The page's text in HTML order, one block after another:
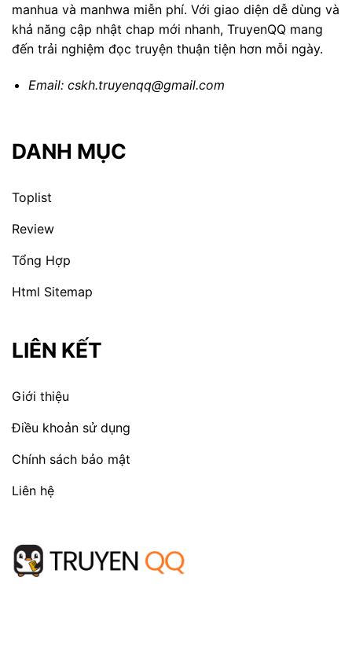
manhua và manhwa miễn phí. Với giao diện dễ dùng và
khả năng cập nhật chap mới nhanh, TruyenQQ mang
đến trải nghiệm đọc truyện thuận tiện hơn mỗi ngày.
Email: cskh.truyenqq@gmail.com
DANH MỤC
Toplist
Review
Tổng Hợp
Html Sitemap
LIÊN KẾT
Giới thiệu
Điều khoản sử dụng
Chính sách bảo mật
Liên hệ